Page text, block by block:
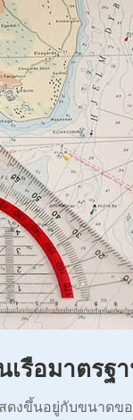
รือมาตรฐ
สดงขึ้นอยู่กับขนาดข